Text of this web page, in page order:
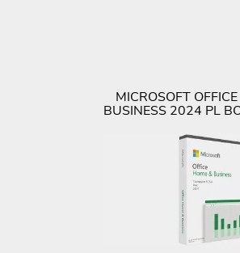
MICROSOFT
BUSINESS 2024 PL